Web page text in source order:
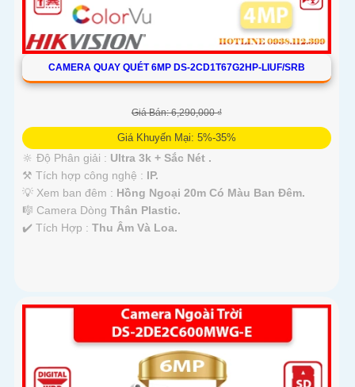
CAMERA QUAY QUÉT 6MP DS-2CD1T67G2HP-LIUF/SRB
Giá Bán: 6,290,000 ₫
Giá Khuyến Mại: 5%-35%
🔆 Độ Phân giải : Ultra 3k + Sắc Nét .
⚒ Tích hợp công nghệ : IP.
💡 Xem ban đêm : Hồng Ngoại 20m Có Màu Ban Ðêm.
🎼️ Camera Dòng Thân Plastic.
️✔️ Tích Hợp : Thu Âm Và Loa.